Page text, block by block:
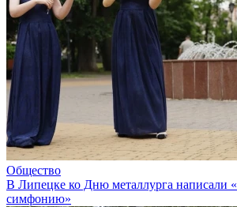
Общество
В Липецке ко Дню металлурга написали
симфонию»